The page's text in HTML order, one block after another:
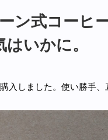
ン式コーヒ
いかに。
入しました。使い勝手